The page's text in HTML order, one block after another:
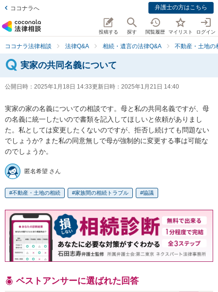
ココナラへ 弁護士の方はこちら
投稿する 探す 閲覧履歴 マイリスト ログイン
ココナラ法律相談 法律Q&A 相続・遺言の法律Q&A 不動産・土地の
実家の共同名義について
公開日時： 2025年1月18日 14:33更新日時： 2025年1月21日 14:40
実家の家の名義についての相談です。母と私の共同名義ですが、母
の名義に統一したいので書類を記入してほしいと依頼がありまし
た。私としては変更したくないのですが、拒否し続けても問題ない
でしょうか? また私の同意無しで母が強制的に変更する事は可能な
のでしょうか。
匿名希望 さん
不動産・土地の相続 家族間の相続トラブル 協議
ベストアンサーに選ばれた回答